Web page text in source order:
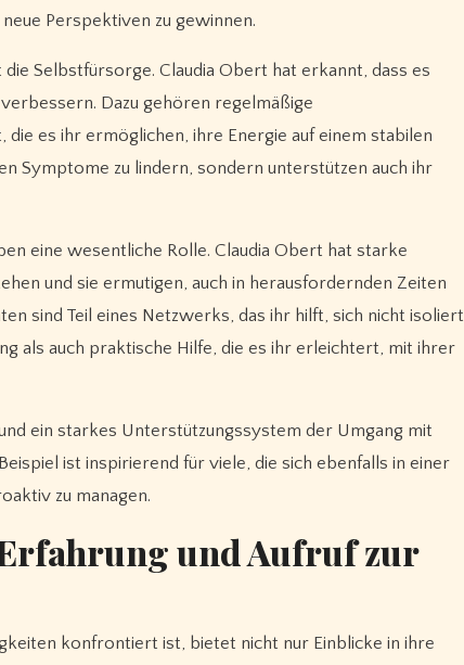
Perspektiven zu gewinnen.
Selbstfürsorge. Claudia Obert hat erkannt, dass es
Dazu gehören regelmäßige
es ihr ermöglichen, ihre Energie auf einem stabilen
Symptome zu lindern, sondern unterstützen auch ihr
eine wesentliche Rolle. Claudia Obert hat starke
und sie ermutigen, auch in herausfordernden Zeiten
sind Teil eines Netzwerks, das ihr hilft, sich nicht isoliert
als auch praktische Hilfe, die es ihr erleichtert, mit ihrer
ein starkes Unterstützungssystem der Umgang mit
ist inspirierend für viele, die sich ebenfalls in einer
zu managen.
und Aufruf zur
konfrontiert ist, bietet nicht nur Einblicke in ihre